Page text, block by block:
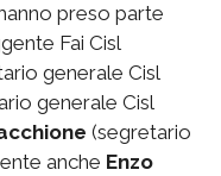
preso parte
Fai Cisl
generale Cisl
generale Cisl
(segretario
anche Enzo